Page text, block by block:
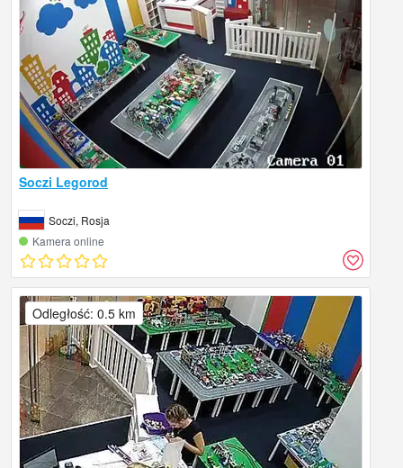
Soczi Legorod
Soczi, Rosja
Kamera online
Odległość: 0.5 km